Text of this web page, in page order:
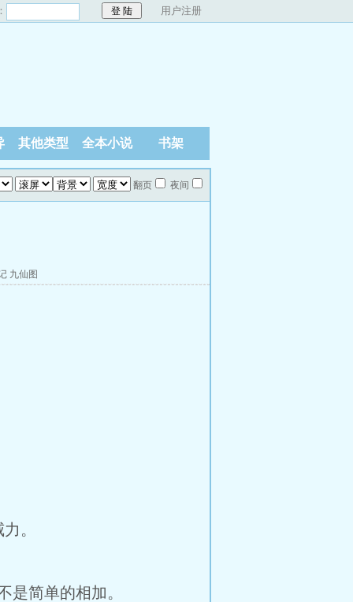
用户注册
其他类型 全本小说 书架
翻页 夜间
九仙图
。
简单的相加。